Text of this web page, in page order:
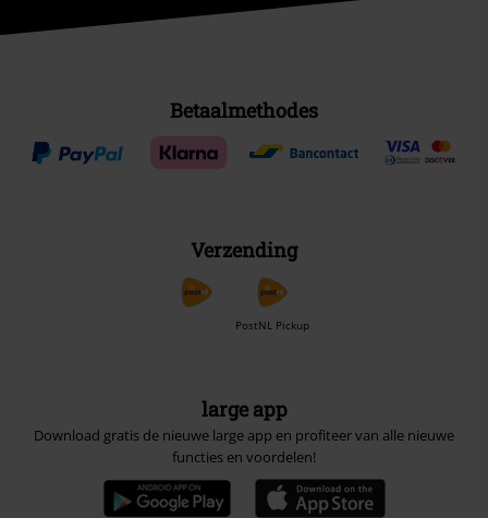
Betaalmethodes
Verzending
PostNL Pickup
large app
Download gratis de nieuwe large app en profiteer van alle nieuwe
functies en voordelen!